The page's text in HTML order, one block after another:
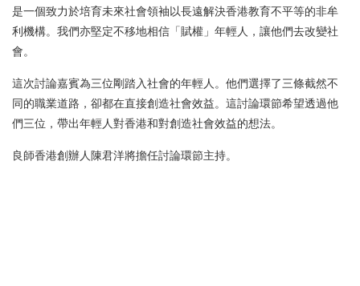
是一個致力於培育未來社會領袖以長遠解決香港教育不平等的非牟
利機構。我們亦堅定不移地相信「賦權」年輕人，讓他們去改變社
會。
這次討論嘉賓為三位剛踏入社會的年輕人。他們選擇了三條截然不
同的職業道路，卻都在直接創造社會效益。這討論環節希望透過他
們三位，帶出年輕人對香港和對創造社會效益的想法。
良師香港創辦人陳君洋將擔任討論環節主持。